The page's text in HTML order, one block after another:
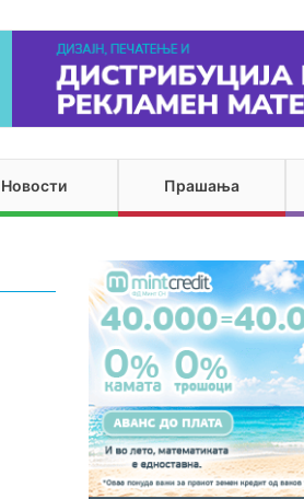
Новости Прашања